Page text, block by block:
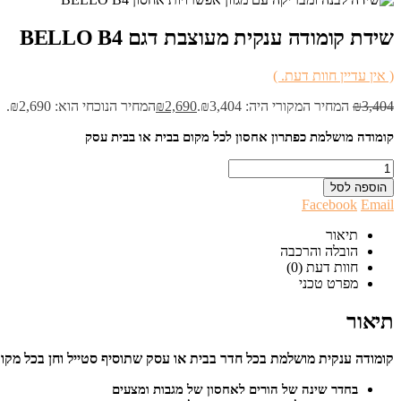
שידת קומודה ענקית מעוצבת דגם BELLO B4
( אין עדיין חוות דעת. )
₪3,404 המחיר המקורי היה: ₪3,404. ₪2,690 המחיר הנוכחי הוא: ₪2,690.
קומודה מושלמת כפתרון אחסון לכל מקום בבית או בבית עסק
הוספה לסל
Facebook Email
תיאור
הובלה והרכבה
חוות דעת (0)
מפרט טכני
תיאור
קומודה ענקית מושלמת בכל חדר בבית או עסק שתוסיף סטייל וחן בכל
בחדר שינה של הורים לאחסון של מגבות ומצעים